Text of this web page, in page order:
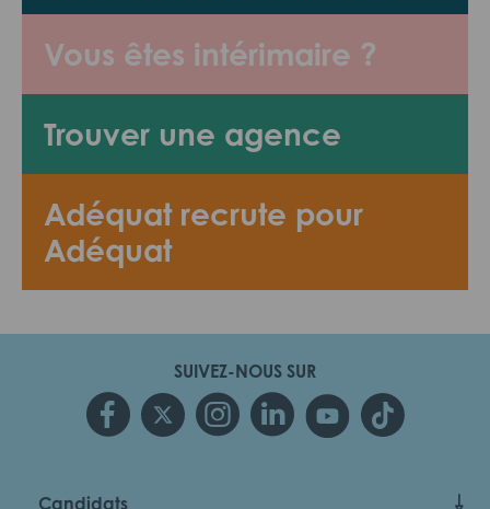
Vous êtes intérimaire ?
Trouver une agence
Adéquat recrute pour
Adéquat
SUIVEZ-NOUS SUR
Candidats